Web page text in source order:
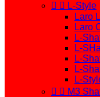
  L-Style
Laro
Laro
L-
L-
L-
L-
L-
  M3